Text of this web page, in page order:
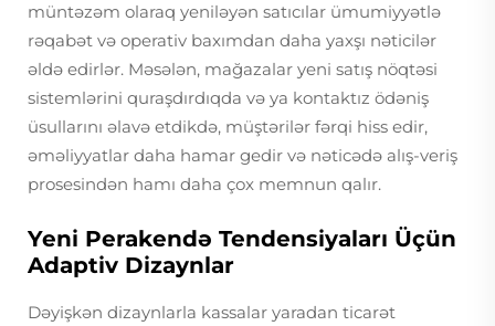
müntəzəm olaraq yeniləyən satıcılar ümumiyyətlə
rəqabət və operativ baxımdan daha yaxşı nəticilər
əldə edirlər. Məsələn, mağazalar yeni satış nöqtəsi
sistemlərini quraşdırdıqda və ya kontaktız ödəniş
üsullarını əlavə etdikdə, müştərilər fərqi hiss edir,
əməliyyatlar daha hamar gedir və nəticədə alış-veriş
prosesindən hamı daha çox memnun qalır.
Yeni Perakendə Tendensiyaları Üçün
Adaptiv Dizaynlar
Dəyişkən dizaynlarla kassalar yaradan ticarət